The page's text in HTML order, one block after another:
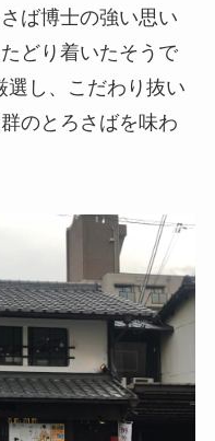
ば博士の強い思い
どり着いたそうで
選し、こだわり抜い
のとろさばを味わ